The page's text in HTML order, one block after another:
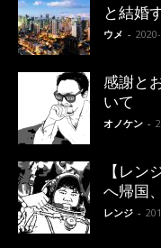
と結婚
ウメ -
感謝と
いて
オノケン -
【レン
へ帰国
レンジ -